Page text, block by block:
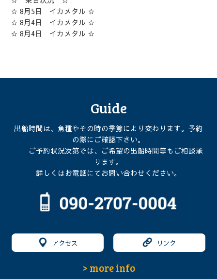
☆ 8月5日 イカメタル ☆
☆ 8月4日 イカメタル ☆
☆ 8月4日 イカメタル ☆
Guide
出船時間は、魚種やその時の季節により変わります。予約
の際にご確認下さい。
ご予約状況次第では、ご希望の出船時間等もご相談承
ります。
詳しくはお電話にてお問い合わせください。
アクセス リンク
> more info